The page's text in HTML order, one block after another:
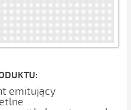
emitujący